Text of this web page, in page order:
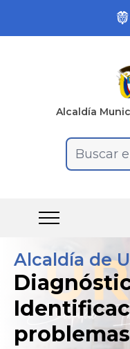
Alcaldía
Buscar
Alcaldía de
problemas